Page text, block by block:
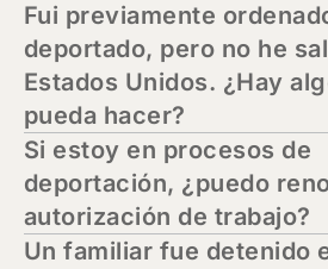
Fui previamente
deportado, pero no he
Estados Unidos. ¿Hay
pueda hacer?
Si estoy en procesos de
deportación, ¿puedo
autorización de trabajo?
Un familiar fue detenido